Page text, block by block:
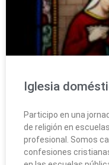
Iglesia
Participo en una
de religión en
profesional. Somos
confesiones